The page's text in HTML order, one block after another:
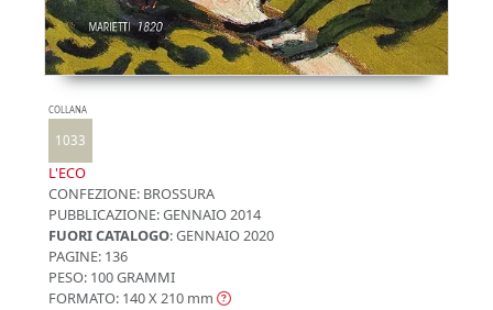
COLLANA
1033
L'ECO
CONFEZIONE: BROSSURA
PUBBLICAZIONE:GENNAIO 2014
FUORI CATALOGO: GENNAIO 2020
PAGINE: 136
PESO: 100 GRAMMI
FORMATO: 140 X 210 mm